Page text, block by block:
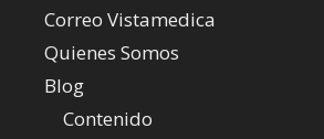
Correo Vistamedica
Quienes Somos
Blog
Contenido